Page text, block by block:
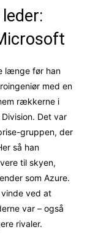
længe før han
med en
rækkerne i
Det var
gruppen, der
så han
til skyen,
som Azure.
ved at
var – også
rivaler.